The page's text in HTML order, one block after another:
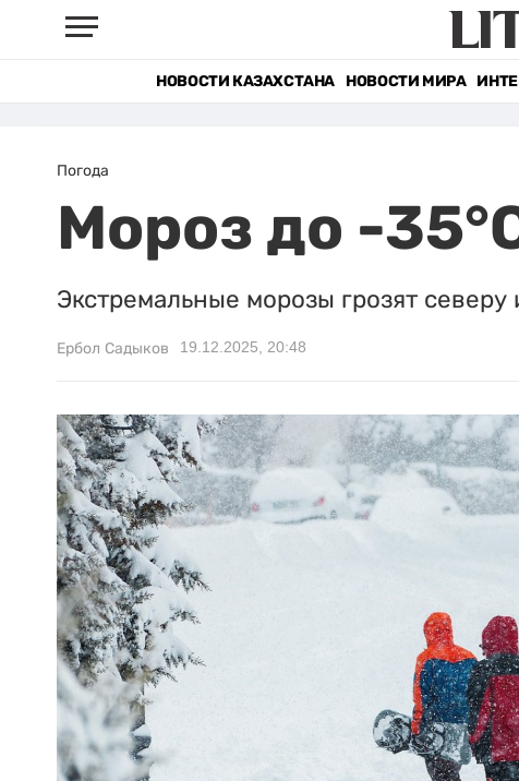
НОВОСТИ КАЗАХСТАНА НОВОСТИ МИРА
Погода
Мороз до -
Экстремальные морозы грозят северу
Ербол Садыков 19.12.2025, 20:48